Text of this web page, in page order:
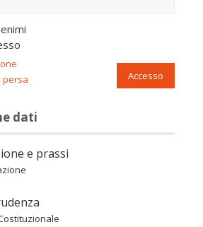
Accesso
persa
dati
e prassi